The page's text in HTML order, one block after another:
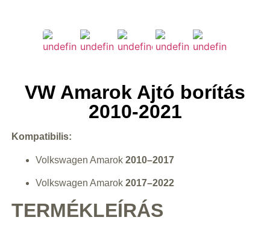
VW Amarok Ajtó borítás
2010-2021
Kompatibilis:
Volkswagen Amarok 2010–2017
Volkswagen Amarok 2017–2022
TERMÉKLEÍRÁS